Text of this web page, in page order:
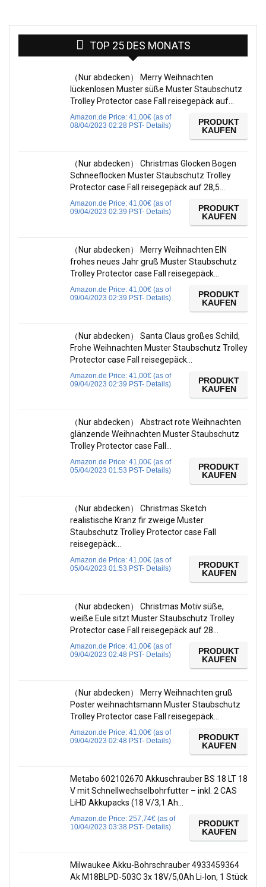
TOP 25 DES MONATS
（Nur abdecken） Merry Weihnachten
lückenlosen Muster süße Muster Staubschutz
Trolley Protector case Fall reisegepäck auf…
Amazon.de Price: 41,00€ (as of
08/04/2023 02:28 PST- Details)
PRODUKT
KAUFEN
（Nur abdecken） Christmas Glocken Bogen
Schneeflocken Muster Staubschutz Trolley
Protector case Fall reisegepäck auf 28,5…
Amazon.de Price: 41,00€ (as of
09/04/2023 02:39 PST- Details)
PRODUKT
KAUFEN
（Nur abdecken） Merry Weihnachten EIN
frohes neues Jahr gruß Muster Staubschutz
Trolley Protector case Fall reisegepäck…
Amazon.de Price: 41,00€ (as of
09/04/2023 02:39 PST- Details)
PRODUKT
KAUFEN
（Nur abdecken） Santa Claus großes Schild,
Frohe Weihnachten Muster Staubschutz Trolley
Protector case Fall reisegepäck…
Amazon.de Price: 41,00€ (as of
09/04/2023 02:39 PST- Details)
PRODUKT
KAUFEN
（Nur abdecken） Abstract rote Weihnachten
glänzende Weihnachten Muster Staubschutz
Trolley Protector case Fall…
Amazon.de Price: 41,00€ (as of
05/04/2023 01:53 PST- Details)
PRODUKT
KAUFEN
（Nur abdecken） Christmas Sketch
realistische Kranz fir zweige Muster
Staubschutz Trolley Protector case Fall
reisegepäck…
Amazon.de Price: 41,00€ (as of
05/04/2023 01:53 PST- Details)
PRODUKT
KAUFEN
（Nur abdecken） Christmas Motiv süße,
weiße Eule sitzt Muster Staubschutz Trolley
Protector case Fall reisegepäck auf 28…
Amazon.de Price: 41,00€ (as of
09/04/2023 02:48 PST- Details)
PRODUKT
KAUFEN
（Nur abdecken） Merry Weihnachten gruß
Poster weihnachtsmann Muster Staubschutz
Trolley Protector case Fall reisegepäck…
Amazon.de Price: 41,00€ (as of
09/04/2023 02:48 PST- Details)
PRODUKT
KAUFEN
Metabo 602102670 Akkuschrauber BS 18 LT 18
V mit Schnellwechselbohrfutter – inkl. 2 CAS
LiHD Akkupacks (18 V/3,1 Ah…
Amazon.de Price: 257,74€ (as of
10/04/2023 03:38 PST- Details)
PRODUKT
KAUFEN
Milwaukee Akku-Bohrschrauber 4933459364
Ak M18BLPD-503C 3x 18V/5,0Ah Li-Ion, 1 Stück